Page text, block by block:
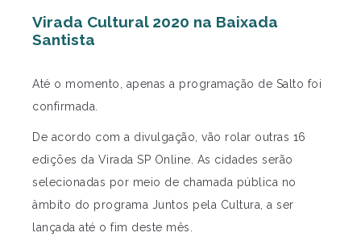
Virada Cultural 2020 na Baixada
Santista
Até o momento, apenas a programação de Salto foi
confirmada.
De acordo com a divulgação, vão rolar outras 16
edições da Virada SP Online. As cidades serão
selecionadas por meio de chamada pública no
âmbito do programa Juntos pela Cultura, a ser
lançada até o fim deste mês.